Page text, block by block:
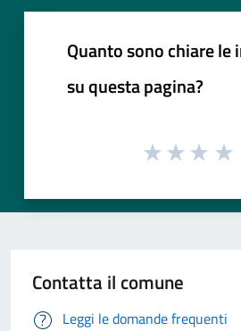
Quanto sono chiare
su questa pagina?
Contatta il comune
Leggi le domande frequenti